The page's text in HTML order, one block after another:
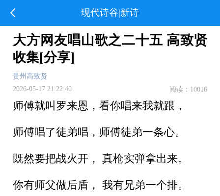
现代诗谷|新诗
大方网友唱山歌之二十五 高致贤
收集[分享]
贵州高致贤
2026-05-17 21:22:40
阅读：10016
师傅就叫罗来恩，看你唱来我就跟，
师傅唱了徒弟唱，师傅徒弟一条心。
既然要把战火开， 真枪实弹拿出来。
你有师父做后盾， 我有兄弟一个排。